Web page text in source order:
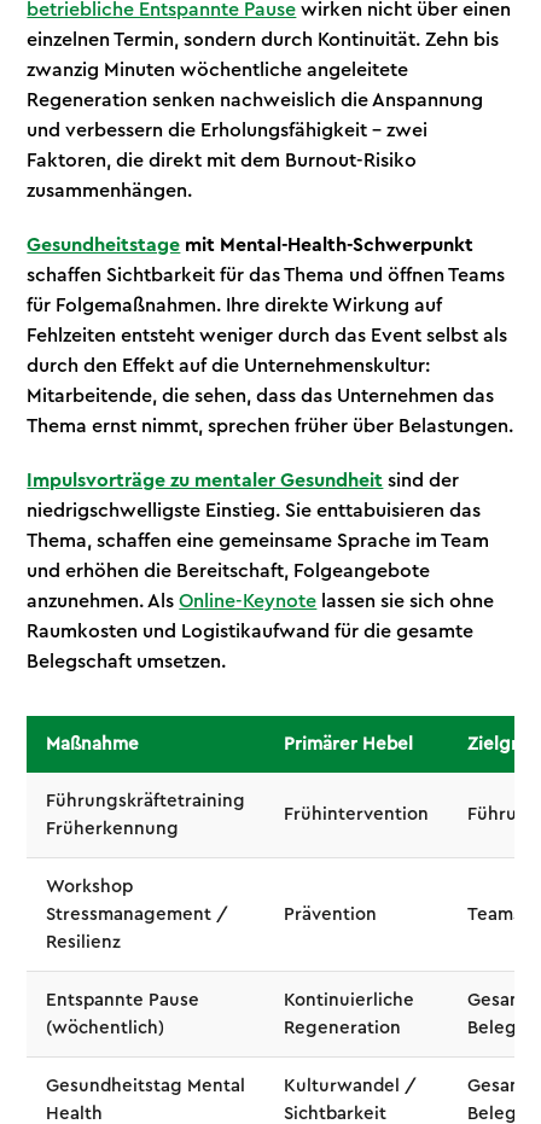
betriebliche Entspannte Pause wirken nicht über einen
einzelnen Termin, sondern durch Kontinuität. Zehn bis
zwanzig Minuten wöchentliche angeleitete
Regeneration senken nachweislich die Anspannung
und verbessern die Erholungsfähigkeit – zwei
Faktoren, die direkt mit dem Burnout-Risiko
zusammenhängen.
Gesundheitstage mit Mental-Health-Schwerpunkt
schaffen Sichtbarkeit für das Thema und öffnen Teams
für Folgemaßnahmen. Ihre direkte Wirkung auf
Fehlzeiten entsteht weniger durch das Event selbst als
durch den Effekt auf die Unternehmenskultur:
Mitarbeitende, die sehen, dass das Unternehmen das
Thema ernst nimmt, sprechen früher über Belastungen.
Impulsvorträge zu mentaler Gesundheit sind der
niedrigschwelligste Einstieg. Sie enttabuisieren das
Thema, schaffen eine gemeinsame Sprache im Team
und erhöhen die Bereitschaft, Folgeangebote
anzunehmen. AlsOnline-Keynote lassen sie sich ohne
Raumkosten und Logistikaufwand für die gesamte
Belegschaft umsetzen.
Maßnahme Primärer Hebel
Führungskräftetraining
Früherkennung
Frühintervention
Workshop
Stressmanagement /
Resilienz
Prävention Teams
Entspannte Pause
(wöchentlich)
Kontinuierliche
Regeneration
Gesundheitstag Mental
Health
Kulturwandel /
Sichtbarkeit